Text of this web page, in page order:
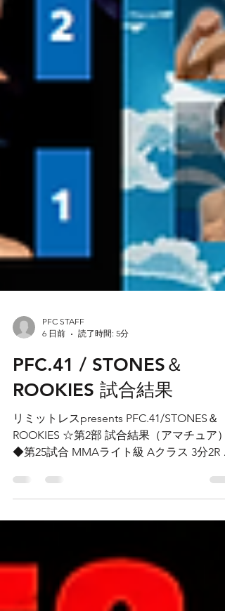
6 日前
読了時間: 5分
PFC.41 / STONES＆
ROOKIES 試合結果
リミットレスpresents PFC.41/STONES＆
◆第25試合 MMAライト級 Aクラス 3分2R
髙橋 斐吹（パラエストラ札幌） △中瀬 璃
（HLC GYM） フルタイムドロー ◆第24試
（POD GYM） ✕SHA-MAN（オウプネス札
幌） 1R 1:13 TKO ◆第23試合 MMAバンタム
級 Aクラス 3分2R △琴田 祥太郎（パラエス
トラ札幌） △髙橋 泰雅（GO ONE GYM）